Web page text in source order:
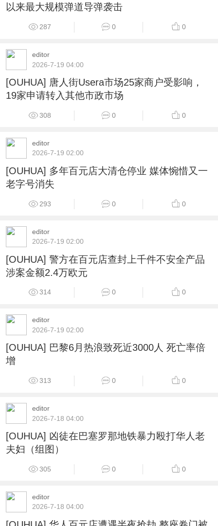
以来最大规模弹道导弹袭击
287 0 0
editor
2026-7-19 04:00
[OUHUA] 唐人街Usera市场25家商户受影响，
19家申请转入其他市政市场
308 0 0
editor
2026-7-19 02:00
[OUHUA] 多年百元店大清仓停业 媒体惋惜又一
老字号消失
293 0 0
editor
2026-7-19 02:00
[OUHUA] 警方在百元店查封上千件不安全产品
涉案金额2.4万欧元
314 0 0
editor
2026-7-19 02:00
[OUHUA] 巴黎6月热浪致死近3000人 死亡率倍
增
313 0 0
editor
2026-7-18 04:00
[OUHUA] 凶徒在巴塞罗那地铁暴力殴打华人老
夫妇（组图）
305 0 0
editor
2026-7-18 04:00